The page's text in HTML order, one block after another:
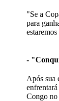
"Se a
para
-
Após sua
Congo